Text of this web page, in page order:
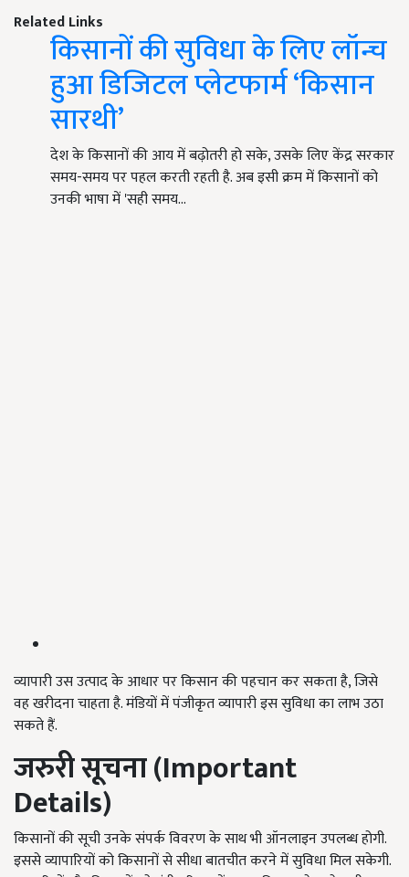
Related Links
किसानों की सुविधा के लिए लॉन्च
हुआ डिजिटल प्लेटफार्म ‘किसान
सारथी’
देश के किसानों की आय में बढ़ोतरी हो सके, उसके लिए केंद्र सरकार
समय-समय पर पहल करती रहती है. अब इसी क्रम में किसानों को
उनकी भाषा में 'सही समय…
व्यापारी उस उत्पाद के आधार पर किसान की पहचान कर सकता है, जिसे
वह खरीदना चाहता है. मंडियों में पंजीकृत व्यापारी इस सुविधा का लाभ उठा
सकते हैं.
जरुरी सूचना (Important
Details)
किसानों की सूची उनके संपर्क विवरण के साथ भी ऑनलाइन उपलब्ध होगी.
इससे व्यापारियों को किसानों से सीधा बातचीत करने में सुविधा मिल सकेगी.